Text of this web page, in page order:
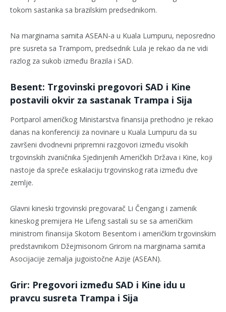
tokom sastanka sa brazilskim predsednikom.
Na marginama samita ASEAN-a u Kuala Lumpuru, neposredno
pre susreta sa Trampom, predsednik Lula je rekao da ne vidi
razlog za sukob između Brazila i SAD.
Besent: Trgovinski pregovori SAD i Kine
postavili okvir za sastanak Trampa i Sija
Portparol američkog Ministarstva finansija prethodno je rekao
danas na konferenciji za novinare u Kuala Lumpuru da su
završeni dvodnevni pripremni razgovori između visokih
trgovinskih zvaničnika Sjedinjenih Američkih Država i Kine, koji
nastoje da spreče eskalaciju trgovinskog rata između dve
zemlje.
Glavni kineski trgovinski pregovarač Li Čengang i zamenik
kineskog premijera He Lifeng sastali su se sa američkim
ministrom finansija Skotom Besentom i američkim trgovinskim
predstavnikom Džejmisonom Grirom na marginama samita
Asocijacije zemalja jugoistočne Azije (ASEAN).
Grir: Pregovori između SAD i Kine idu u
pravcu susreta Trampa i Sija